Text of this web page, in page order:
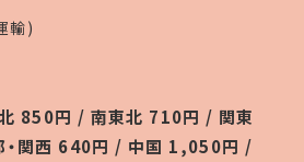
輸)
850円 / 南東北 710円 / 関東
・関西 640円 / 中国 1,050円 /